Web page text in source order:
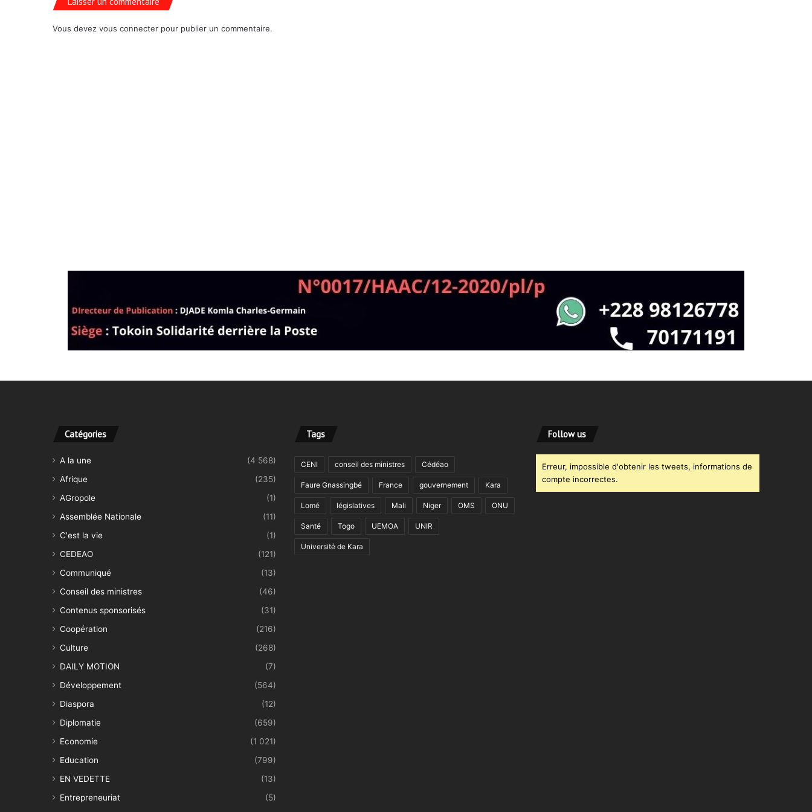
Vous devez vous connecter pour publier un commentaire.
Catégories
A la une
(4 568)
Afrique
(235)
AGropole
(1)
Assemblée Nationale
(11)
C'est la vie
(1)
CEDEAO
(121)
Communiqué
(13)
Conseil des ministres
(46)
Contenus sponsorisés
(31)
Coopération
(216)
Culture
(268)
DAILY MOTION
(7)
Développement
(564)
Diaspora
(12)
Diplomatie
(659)
Economie
(1 021)
Education
(799)
EN VEDETTE
(13)
Entrepreneuriat
(5)
Tags
CENI conseil des ministres Cédéao
Faure Gnassingbé France gouvernement Kara
Lomé législatives Mali Niger OMS ONU
Santé Togo UEMOA UNIR
Université de Kara
Follow us
Erreur, impossible d'obtenir les tweets, informations de
compte incorrectes.